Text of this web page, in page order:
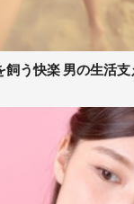
う快楽 男の生活支